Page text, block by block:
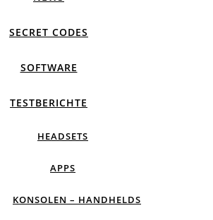
SECRET CODES
SOFTWARE
TESTBERICHTE
HEADSETS
APPS
KONSOLEN – HANDHELDS